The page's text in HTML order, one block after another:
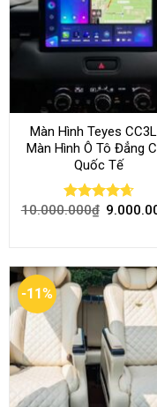
Màn Hình Teyes
Màn Hình Ô Tô Đẳng
Quốc Tế
Rated 4.68
10.000.000₫
-11%